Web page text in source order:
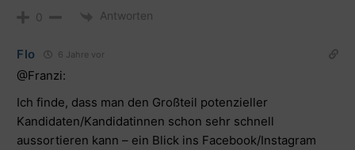
0 Antworten
Flo 6 Jahre vor
@Franzi:
Ich finde, dass man den Großteil potenzieller
Kandidaten/Kandidatinnen schon sehr schnell
aussortieren kann – ein Blick ins Facebook/Instagram